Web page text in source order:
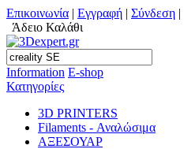
Επικοινωνία | Εγγραφή | Σύνδεση |
Άδειο Καλάθι
Information Ε-shop
Κατηγορίες
3D PRINTERS
Filaments - Αναλώσιμα
ΑΞΕΣΟΥΑΡ